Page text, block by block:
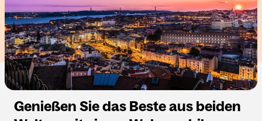
Genießen Sie das Beste aus beiden